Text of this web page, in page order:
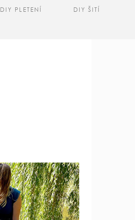
DIY PLETENÍ DIY ŠITÍ